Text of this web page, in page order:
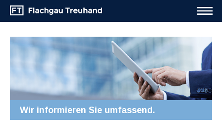
Wir informieren Sie umfassend.